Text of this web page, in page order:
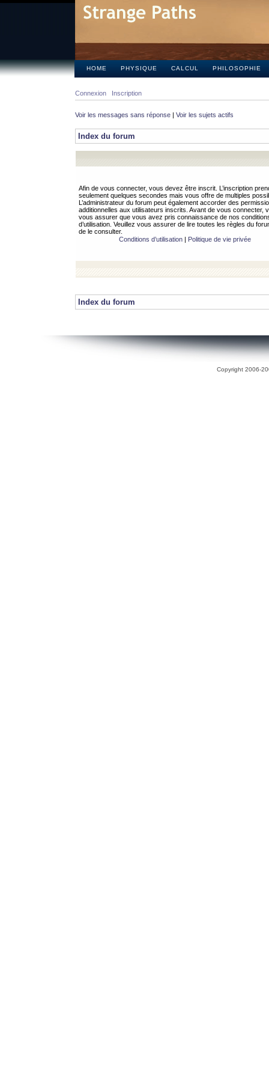
HOME PHYSIQUE CALCUL PHILOSOPHIE
Connexion Inscription
Voir les messages sans réponse | Voir les sujets actifs
Index du forum
Afin de vous connecter, vous devez être inscrit. L’inscription
seulement quelques secondes mais vous offre de multiples
L’administrateur du forum peut également accorder des
additionnelles aux utilisateurs inscrits. Avant de vous connecter,
vous assurer que vous avez pris connaissance de nos
d’utilisation. Veuillez vous assurer de lire toutes les règles du
de le consulter.
Conditions d’utilisation| Politique de vie privée
Index du forum
Copyright 2006-